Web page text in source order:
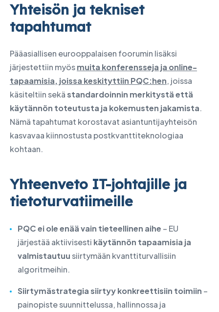
Yhteisön ja tekniset
tapahtumat
Pääasiallisen eurooppalaisen foorumin lisäksi
järjestettiin myösmuita konferensseja ja online-
tapaamisia, joissa keskityttiin PQC:hen, joissa
käsiteltiin sekästandardoinnin merkitystä että
käytännön toteutusta ja kokemusten jakamista.
Nämä tapahtumat korostavat asiantuntijayhteisön
kasvavaa kiinnostusta postkvanttiteknologiaa
kohtaan.
Yhteenveto IT-johtajille ja
tietoturvatiimeille
PQC ei ole enää vain tieteellinen aihe – EU
järjestää aktiivisesti käytännön tapaamisia ja
valmistautuusiirtymään kvanttiturvallisiin
algoritmeihin.
Siirtymästrategia siirtyy konkreettisiin toimiin –
painopiste suunnittelussa, hallinnossa ja